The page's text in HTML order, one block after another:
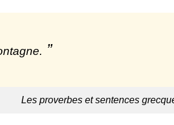
Les proverbes et sentences